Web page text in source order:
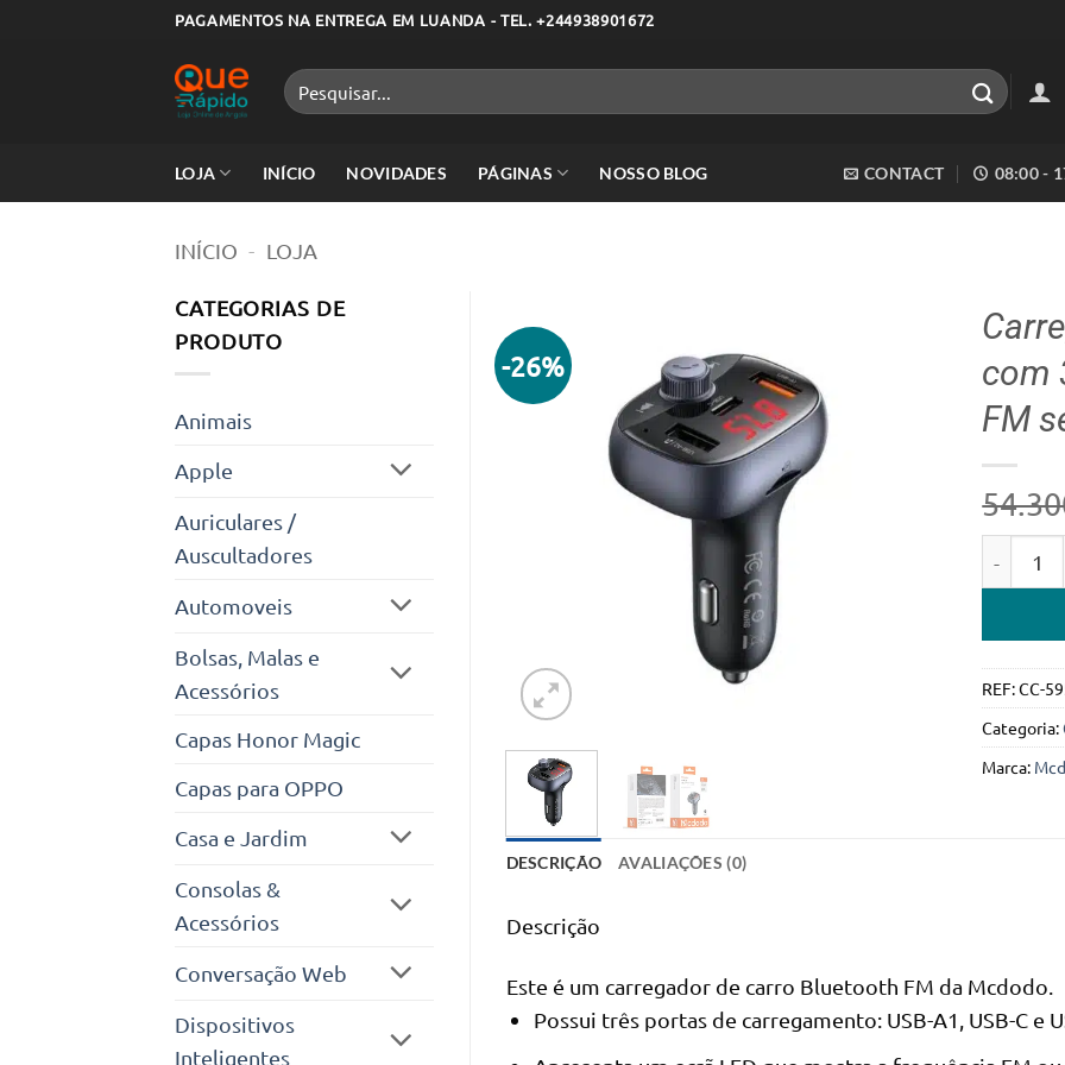
PAGAMENTOS NA ENTREGA EM LUANDA - TEL. +244938901672
Pesquisar
por:
LOJA INÍCIO NOVIDADES PÁGINAS NOSSO BLOG CONTACT 08:00 -
INÍCIO - LOJA
CATEGORIAS DE
PRODUTO
Animais
Apple
Auriculares /
Auscultadores
Automoveis
Bolsas, Malas e
Acessórios
Capas Honor Magic
Capas para OPPO
Casa e Jardim
Consolas &
Acessórios
Conversação Web
Dispositivos
Inteligentes
-26%
com
FM
REF:CC-
Categoria:
Marca:
DESCRIÇÃO AVALIAÇÕES (0)
Descrição
Este é um carregador de carro Bluetooth FM da Mcdodo.
Possui três portas de carregamento: USB-A1, USB-C e